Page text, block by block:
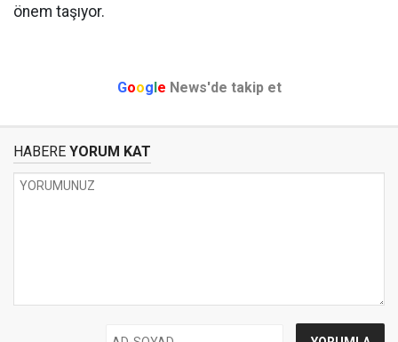
önem taşıyor.
Google News'de takip et
HABERE YORUM KAT